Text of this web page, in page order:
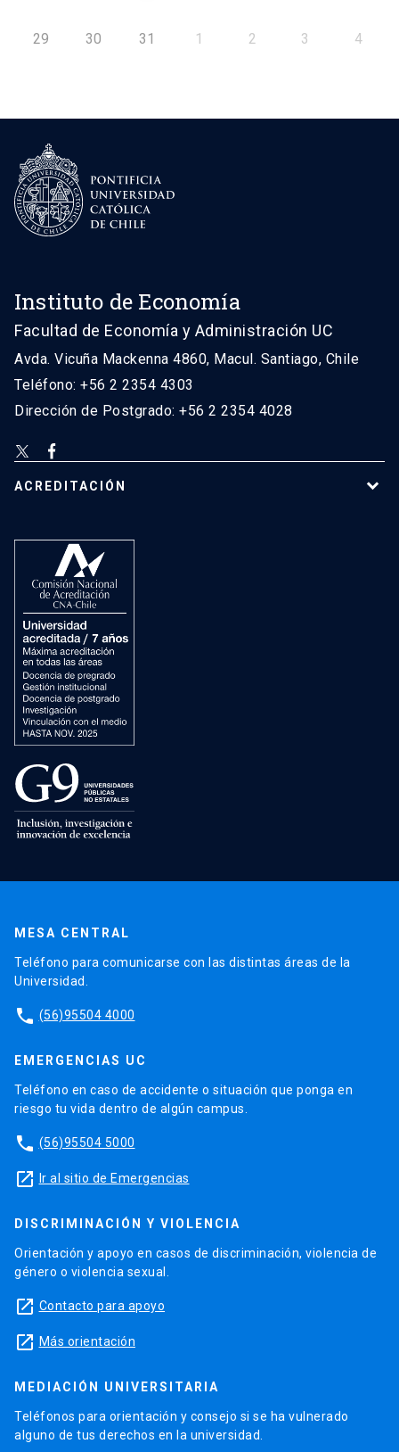
29 30 31 1 2 3 4
Instituto de Economía
Facultad de Economía y Administración UC
Avda. Vicuña Mackenna 4860, Macul. Santiago, Chile
Teléfono: +56 2 2354 4303
Dirección de Postgrado: +56 2 2354 4028
ACREDITACIÓN
MESA CENTRAL
Teléfono para comunicarse con las distintas áreas de la
Universidad.
phone (56)95504 4000
EMERGENCIAS UC
Teléfono en caso de accidente o situación que ponga en
riesgo tu vida dentro de algún campus.
phone (56)95504 5000
launch Ir al sitio de Emergencias
DISCRIMINACIÓN Y VIOLENCIA
Orientación y apoyo en casos de discriminación, violencia de
género o violencia sexual.
launch Contacto para apoyo
launch Más orientación
MEDIACIÓN UNIVERSITARIA
Teléfonos para orientación y consejo si se ha vulnerado
alguno de tus derechos en la universidad.